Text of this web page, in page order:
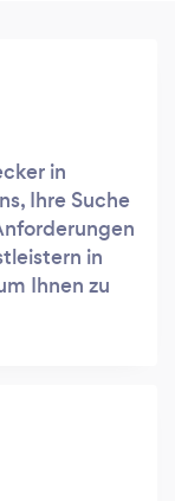
in
Ihre Suche
in
Ihnen zu